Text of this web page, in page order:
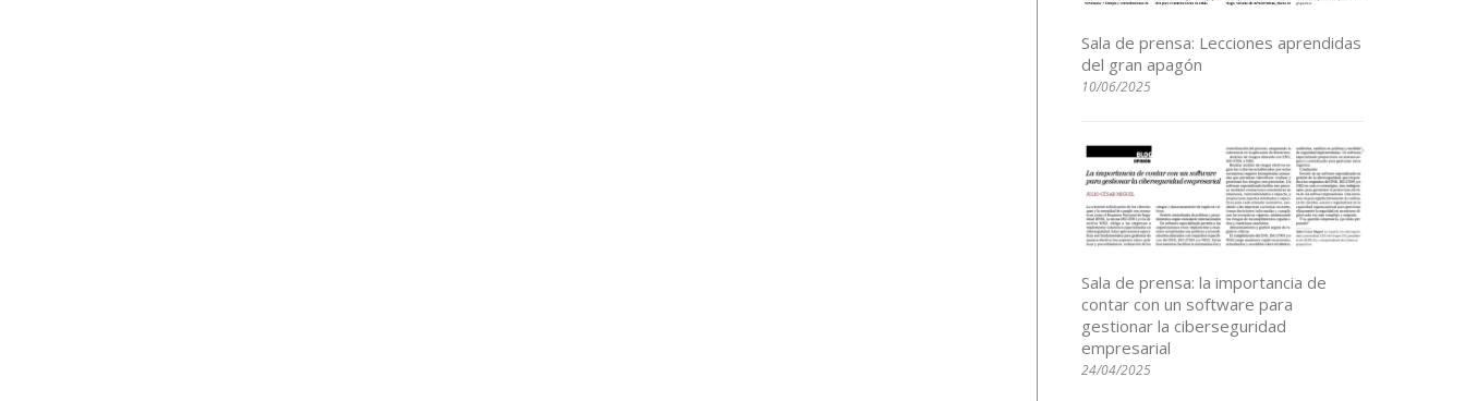
Sala de prensa: Lecciones aprendidas
del gran apagón
10/06/2025
Sala de prensa: la importancia de
contar con un software para
gestionar la ciberseguridad
empresarial
24/04/2025